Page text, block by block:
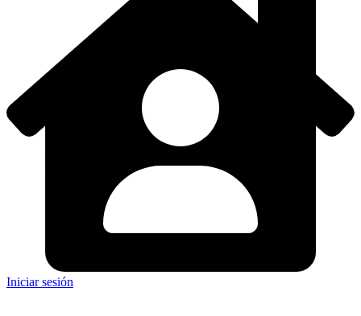
Iniciar sesión